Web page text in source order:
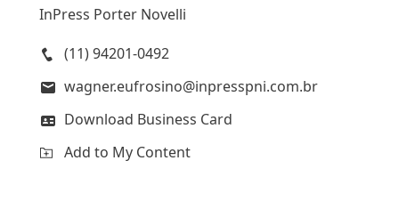
InPress Porter Novelli
(11) 94201-0492
wagner.eufrosino@inpresspni.com.br
Download Business Card
Add to My Content